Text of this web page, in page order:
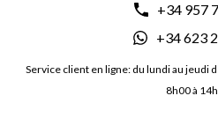
+34 957
+34 623
Service client en ligne: du lundi au jeudi
8h00 à